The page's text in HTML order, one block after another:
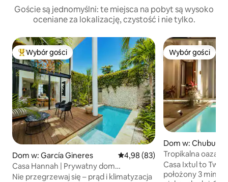
Goście są jednomyślni: te miejsca na pobyt są wysoko
oceniane za lokalizację, czystość i nie tylko.
Najpopularniejsze z kategorii Wybór gości
Wybór gości
Dom w: García Gineres Średnia ocena: 4,98 na 5,
4,98 (83)
Casa Hannah | Prywatny dom
z przestrzenią wewnętrzną
Nie przegrzewaj się – prąd i klimatyzacja
Wybór gości
Wybór gości
Dom w:
Tropikalna oaza,
Chuburna Puerto
Casa Ixtul to Twój
położony 3